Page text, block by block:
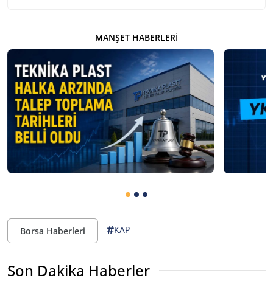
MANŞET HABERLERI
Borsa Haberleri #KAP
Son Dakika Haberler